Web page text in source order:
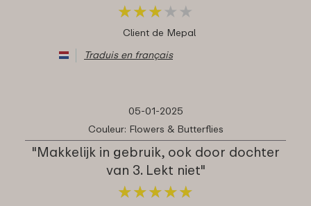
★★★ ★ ★
★★★ ★ ★
Client de Mepal
Traduis en français
05-01-2025
Couleur: Flowers & Butterflies
"Makkelijk in gebruik, ook door dochter
van 3. Lekt niet"
★★★★★
★★★★★